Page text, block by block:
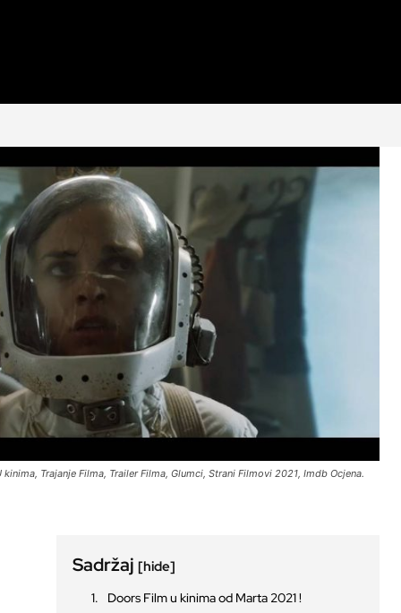
Trajanje Filma, Trailer Filma, Glumci, Strani Filmovi 2021, Imdb Ocjena.
Sadržaj[hide]
Doors Film u kinima od Marta 2021 !